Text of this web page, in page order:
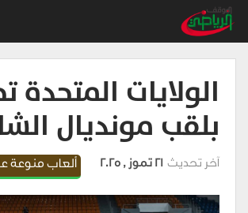
الولايات المتحدة
بلقب مونديال
ألعاب منوعة آخر تحديث21 تموز , 2025